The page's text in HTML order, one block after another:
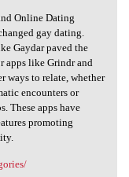
Online Dating
gay dating.
Gaydar paved the
apps like Grindr and
ways to relate, whether
encounters or
These apps have
promoting